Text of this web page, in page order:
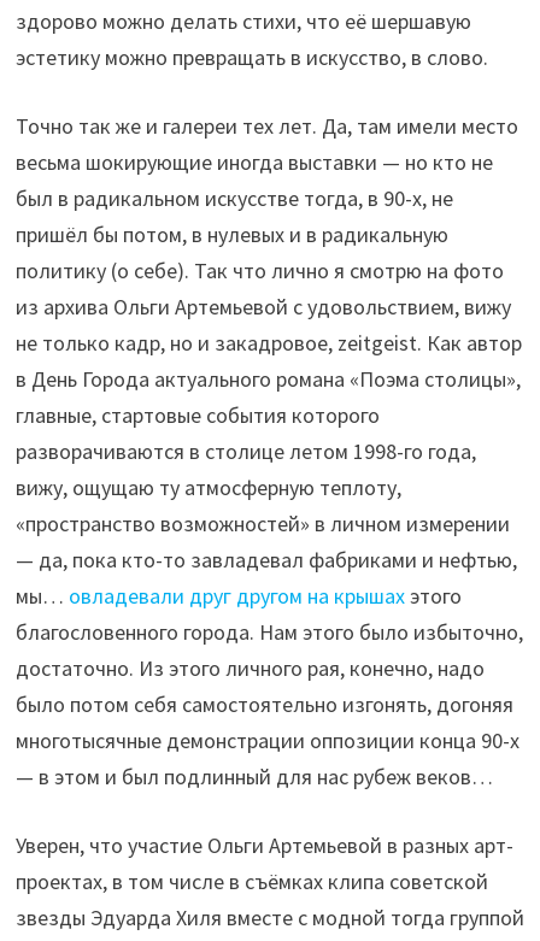
здорово можно делать стихи, что её шершавую
эстетику можно превращать в искусство, в слово.
Точно так же и галереи тех лет. Да, там имели место
весьма шокирующие иногда выставки — но кто не
был в радикальном искусстве тогда, в 90-х, не
пришёл бы потом, в нулевых и в радикальную
политику (о себе). Так что лично я смотрю на фото
из архива Ольги Артемьевой с удовольствием, вижу
не только кадр, но и закадровое, zeitgeist. Как автор
в День Города актуального романа «Поэма столицы»,
главные, стартовые события которого
разворачиваются в столице летом 1998-го года,
вижу, ощущаю ту атмосферную теплоту,
«пространство возможностей» в личном измерении
— да, пока кто-то завладевал фабриками и нефтью,
мы… овладевали друг другом на крышахэтого
благословенного города. Нам этого было избыточно,
достаточно. Из этого личного рая, конечно, надо
было потом себя самостоятельно изгонять, догоняя
многотысячные демонстрации оппозиции конца 90-х
— в этом и был подлинный для нас рубеж веков…
Уверен, что участие Ольги Артемьевой в разных арт-
проектах, в том числе в съёмках клипа советской
звезды Эдуарда Хиля вместе с модной тогда группой